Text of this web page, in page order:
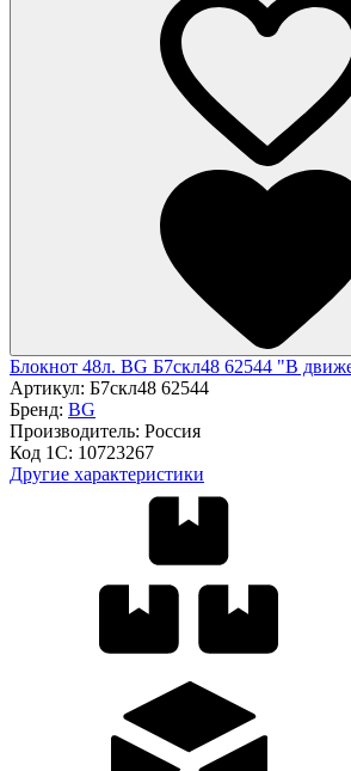
Блокнот 48л. BG Б7скл48 62544 "В
Артикул: Б7скл48 62544
Бренд: BG
Производитель: Россия
Код 1С: 10723267
Другие характеристики